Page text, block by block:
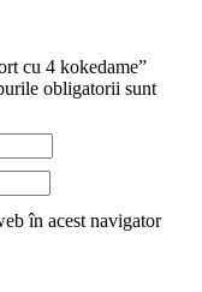
cu 4 kokedame”
obligatorii sunt
în acest navigator